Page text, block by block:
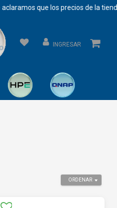
que los precios de la tienda
INGRESAR
ORDENAR